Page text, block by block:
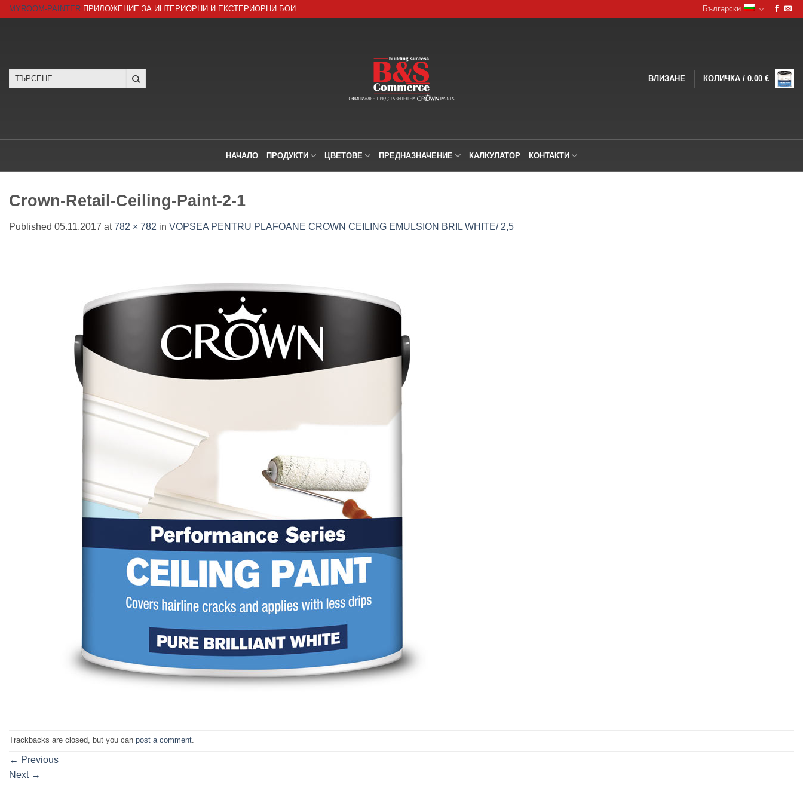
SkipMYROOM-PAINTER ПРИЛОЖЕНИЕ ЗА ИНТЕРИОРНИ И ЕКСТЕРИОРНИ БОИ Български
Търсене
ВЛИЗАНЕ КОЛИЧКА / 0.00 €
НАЧАЛО ПРОДУКТИ ЦВЕТОВЕ ПРЕДНАЗНАЧЕНИЕ КАЛКУЛАТОР КОНТАКТИ
Crown-Retail-Ceiling-Paint-2-1
Published 05.11.2017 at782 × 782 in VOPSEA PENTRU PLAFOANE CROWN CEILING EMULSION BRIL WHITE/ 2,5
Trackbacks are closed, but you can post a comment
← Previous
Next →